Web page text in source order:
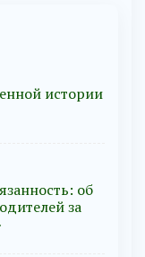
истории
об
за